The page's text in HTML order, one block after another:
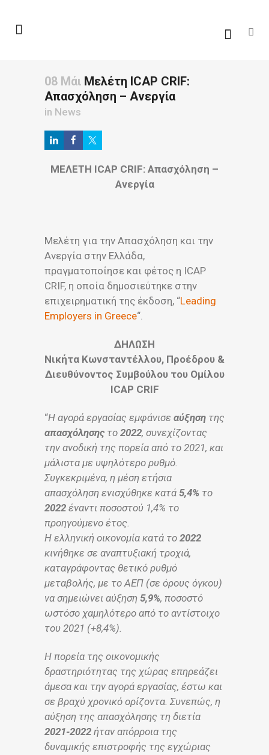
08 Μάι Μελέτη ICAP CRIF:
Απασχόληση – Ανεργία
in News
ΜΕΛΕΤΗ ICAP CRIF: Απασχόληση –
Ανεργία
Μελέτη για την Απασχόληση και την
Ανεργία στην Ελλάδα,
πραγματοποίησε και φέτος η ICAP
CRIF, η οποία δημοσιεύτηκε στην
επιχειρηματική της έκδοση, “Leading
Employers in Greece“.
ΔΗΛΩΣΗ
Νικήτα Κωνσταντέλλου, Προέδρου &
Διευθύνοντος Συμβούλου του Ομίλου
ICAP CRIF
“Η αγορά εργασίας εμφάνισε αύξηση της
απασχόλησης το 2022, συνεχίζοντας
την ανοδική της πορεία από το 2021, και
μάλιστα με υψηλότερο ρυθμό.
Συγκεκριμένα, η μέση ετήσια
απασχόληση ενισχύθηκε κατά 5,4% το
2022 έναντι ποσοστού 1,4% το
προηγούμενο έτος.
Η ελληνική οικονομία κατά το 2022
κινήθηκε σε αναπτυξιακή τροχιά,
καταγράφοντας θετικό ρυθμό
μεταβολής, με το ΑΕΠ (σε όρους όγκου)
να σημειώνει αύξηση 5,9%, ποσοστό
ωστόσο χαμηλότερο από το αντίστοιχο
του 2021 (+8,4%).
Η πορεία της οικονομικής
δραστηριότητας της χώρας επηρεάζει
άμεσα και την αγορά εργασίας, έστω και
σε βραχύ χρονικό ορίζοντα. Συνεπώς, η
αύξηση της απασχόλησης τη διετία
2021-2022 ήταν απόρροια της
δυναμικής επιστροφής της εγχώριας